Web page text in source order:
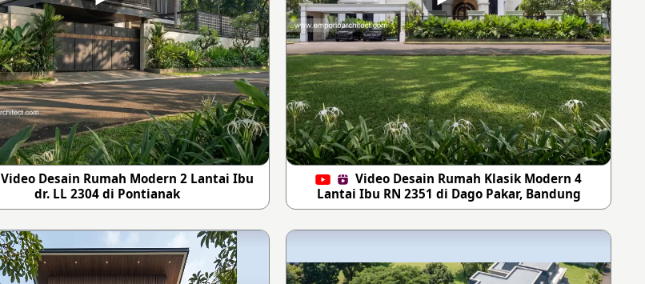
Video Desain Rumah Modern 2 Lantai Ibu
dr. LL 2304 di Pontianak
Video Desain Rumah Klasik Modern 4
Lantai Ibu RN 2351 di Dago Pakar, Bandung